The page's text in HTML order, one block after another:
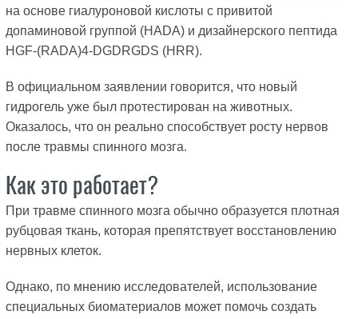
на основе гиалуроновой кислоты с привитой
допаминовой группой (HADA) и дизайнерского пептида
HGF-(RADA)4-DGDRGDS (HRR).
В официальном заявлении говорится, что новый
гидрогель уже был протестирован на животных.
Оказалось, что он реально способствует росту нервов
после травмы спинного мозга.
Как это работает?
При травме спинного мозга обычно образуется плотная
рубцовая ткань, которая препятствует восстановлению
нервных клеток.
Однако, по мнению исследователей, использование
специальных биоматериалов может помочь создать